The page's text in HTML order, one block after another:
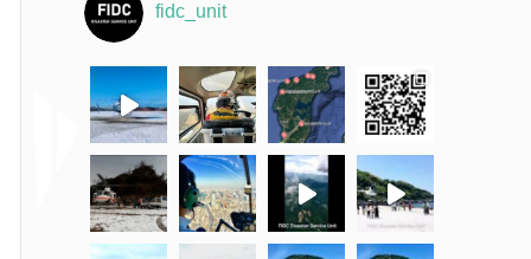
fidc_unit